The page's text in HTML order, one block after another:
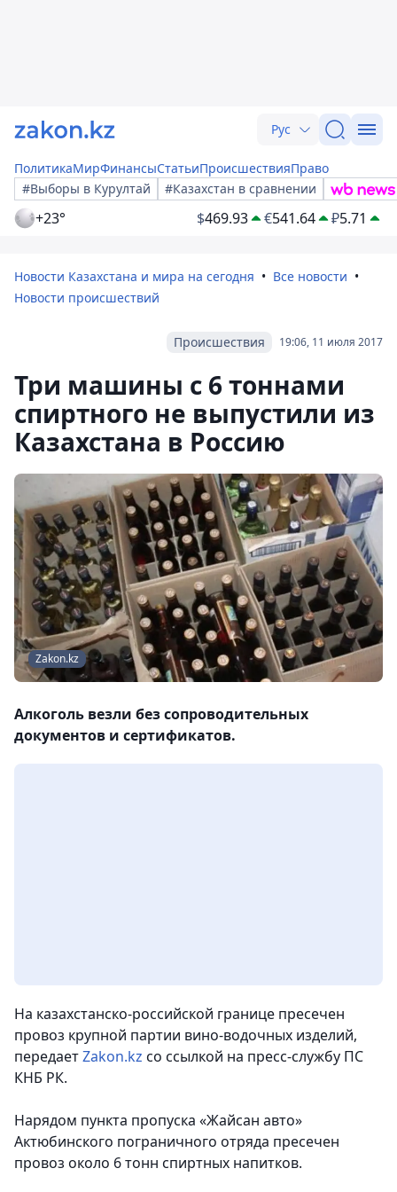
Рус
ПолитикаМирФинансыСтатьиПроисшествияПраво
#Выборы в Курултай
#Казахстан в сравнении
+23° $469.93 €541.64 ₽5.71
Новости Казахстана и мира на сегодня
Все новости
Новости происшествий
19:06, 11 июля 2017
Происшествия
Три машины с 6 тоннами
спиртного не выпустили из
Казахстана в Россию
Zakon.kz
Алкоголь везли без сопроводительных
документов и сертификатов.
На казахстанско-российской границе пресечен
провоз крупной партии вино-водочных изделий,
передаетZakon.kz со ссылкой на пресс-службу ПС
КНБ РК.
Нарядом пункта пропуска «Жайсан авто»
Актюбинского пограничного отряда пресечен
провоз около 6 тонн спиртных напитков.